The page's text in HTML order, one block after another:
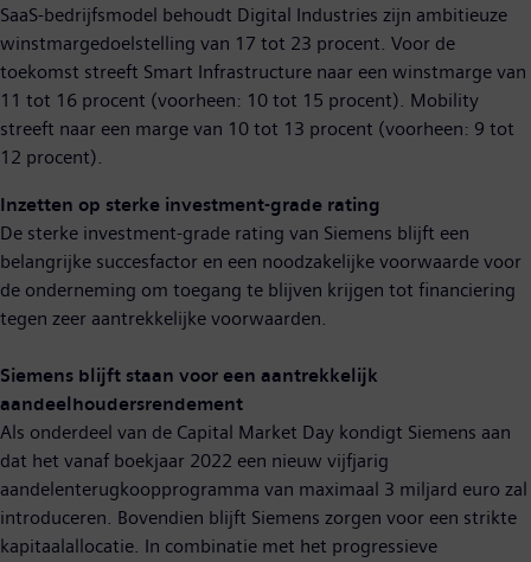
SaaS-bedrijfsmodel behoudt Digital Industries zijn ambitieuze
winstmargedoelstelling van 17 tot 23 procent. Voor de
toekomst streeft Smart Infrastructure naar een winstmarge van
11 tot 16 procent (voorheen: 10 tot 15 procent). Mobility
streeft naar een marge van 10 tot 13 procent (voorheen: 9 tot
12 procent).
Inzetten op sterke investment-grade rating
De sterke investment-grade rating van Siemens blijft een
belangrijke succesfactor en een noodzakelijke voorwaarde voor
de onderneming om toegang te blijven krijgen tot financiering
tegen zeer aantrekkelijke voorwaarden.
Siemens blijft staan voor een aantrekkelijk
aandeelhoudersrendement
Als onderdeel van de Capital Market Day kondigt Siemens aan
dat het vanaf boekjaar 2022 een nieuw vijfjarig
aandelenterugkoopprogramma van maximaal 3 miljard euro zal
introduceren. Bovendien blijft Siemens zorgen voor een strikte
kapitaalallocatie. In combinatie met het progressieve